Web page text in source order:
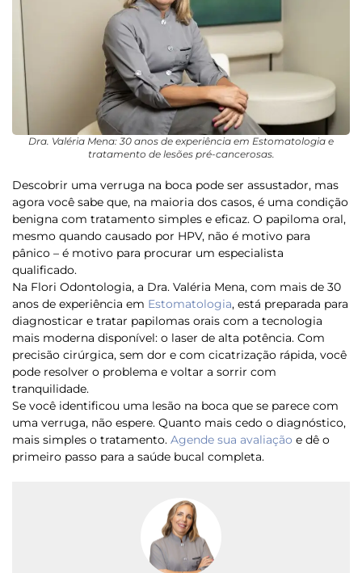
Dra. Valéria Mena: 30 anos de experiência em Estomatologia e
tratamento de lesões pré-cancerosas.
Descobrir uma verruga na boca pode ser assustador, mas
agora você sabe que, na maioria dos casos, é uma condição
benigna com tratamento simples e eficaz. O papiloma oral,
mesmo quando causado por HPV, não é motivo para
pânico – é motivo para procurar um especialista
qualificado.
Na Flori Odontologia, a Dra. Valéria Mena, com mais de 30
anos de experiência em Estomatologia, está preparada para
diagnosticar e tratar papilomas orais com a tecnologia
mais moderna disponível: o laser de alta potência. Com
precisão cirúrgica, sem dor e com cicatrização rápida, você
pode resolver o problema e voltar a sorrir com
tranquilidade.
Se você identificou uma lesão na boca que se parece com
uma verruga, não espere. Quanto mais cedo o diagnóstico,
mais simples o tratamento. Agende sua avaliação e dê o
primeiro passo para a saúde bucal completa.